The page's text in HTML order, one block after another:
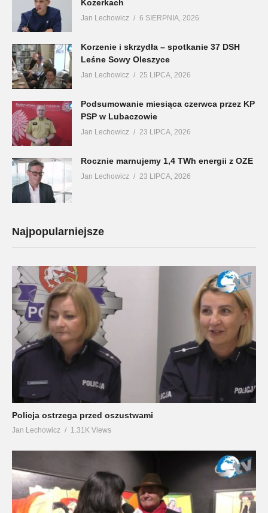
Kozerkach
Jan Lechowicz 6 SIERPNIA, 2026
Korzenie i skrzydła – spotkanie 37 DSH
Leśne Sowy Oleszyce
Jan Lechowicz 25 LIPCA, 2026
Podsumowanie miesiąca czerwca przez KP
PSP w Lubaczowie
Jan Lechowicz 23 LIPCA, 2026
Rocznie marnujemy 1,4 TWh energii z OZE
Jan Lechowicz 23 LIPCA, 2026
Najpopularniejsze
Policja ostrzega przed oszustwami
Jan Lechowicz 1.31K Views